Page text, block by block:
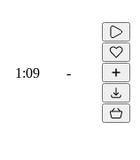
1:09 -